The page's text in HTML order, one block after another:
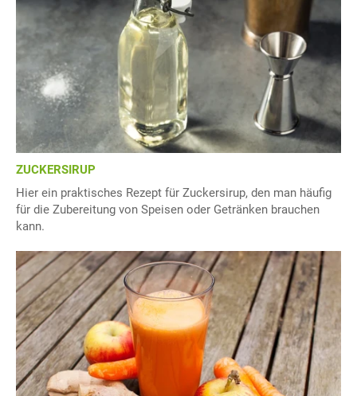
ZUCKERSIRUP
Hier ein praktisches Rezept für Zuckersirup, den man häufig
für die Zubereitung von Speisen oder Getränken brauchen
kann.